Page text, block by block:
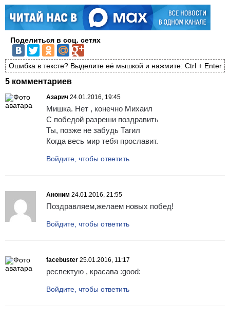
Поделиться в соц. сетях
Ошибка в тексте? Выделите её мышкой и нажмите: Ctrl + Enter
5 комментариев
Азарич 24.01.2016, 19:45
Мишка. Нет , конечно Михаил
С победой разреши поздравить
Ты, позже не забудь Тагил
Когда весь мир тебя прославит.
Войдите, чтобы ответить
Аноним 24.01.2016, 21:55
Поздравляем,желаем новых побед!
Войдите, чтобы ответить
facebuster 25.01.2016, 11:17
респектую , красава :good:
Войдите, чтобы ответить